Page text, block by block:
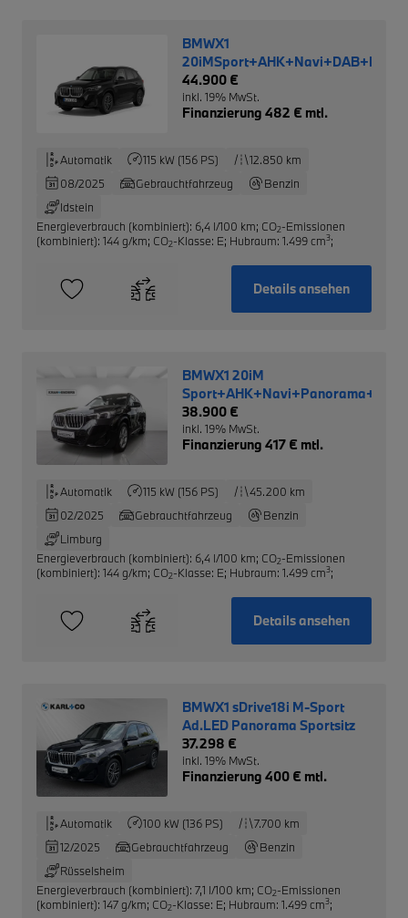
BMWX1
44.900 €
inkl. 19% MwSt.
Finanzierung 482 € mtl.
Automatik 115 kW (156 PS)
12.850 km
08/2025
Gebrauchtfahrzeug
Benzin
Idstein
Energieverbrauch (kombiniert): 6,4 l/100 km; CO2-Emissionen
(kombiniert): 144 g/km; CO2-Klasse: E; Hubraum: 1.499 cm3;
Details ansehen
BMWX1 20iM
38.900 €
inkl. 19% MwSt.
Finanzierung 417 € mtl.
Automatik 115 kW (156 PS)
45.200 km
02/2025
Gebrauchtfahrzeug
Benzin
Limburg
Energieverbrauch (kombiniert): 6,4 l/100 km; CO2-Emissionen
(kombiniert): 144 g/km; CO2-Klasse: E; Hubraum: 1.499 cm3;
Details ansehen
BMWX1 sDrive18i M-Sport
Ad.LED Panorama Sportsitz
37.298 €
inkl. 19% MwSt.
Finanzierung 400 € mtl.
Automatik 100 kW (136 PS)
7.700 km
12/2025
Gebrauchtfahrzeug
Benzin
Rüsselsheim
Energieverbrauch (kombiniert): 7,1 l/100 km; CO2-Emissionen
(kombiniert): 147 g/km; CO2-Klasse: E; Hubraum: 1.499 cm3;